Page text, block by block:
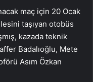
maç için 20 Ocak
taşıyan otobüs
kazada teknik
Badalıoğlu, Mete
Asım Özkan